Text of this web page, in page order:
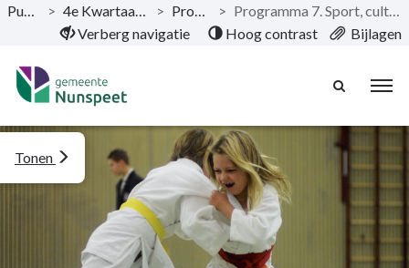
Naar hoofdinhoud
Publicaties > 4e Kwartaalrapportage 2021 > Programma’s >
Programma 7. Sport, cultuur, recreatie en openbaar groen
Verberg navigatie
Hoog contrast Bijlagen
Tonen